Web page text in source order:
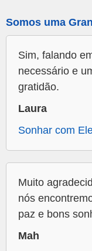
Somos uma
Sim, falando
necessário e
gratidão.
Laura
Sonhar com
Muito
nós
paz e bons
Mah